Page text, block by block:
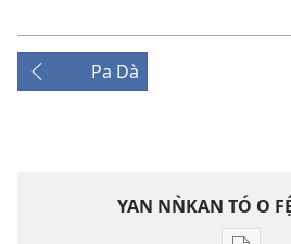
Pa Dà
YAN NǸKAN TÓ O